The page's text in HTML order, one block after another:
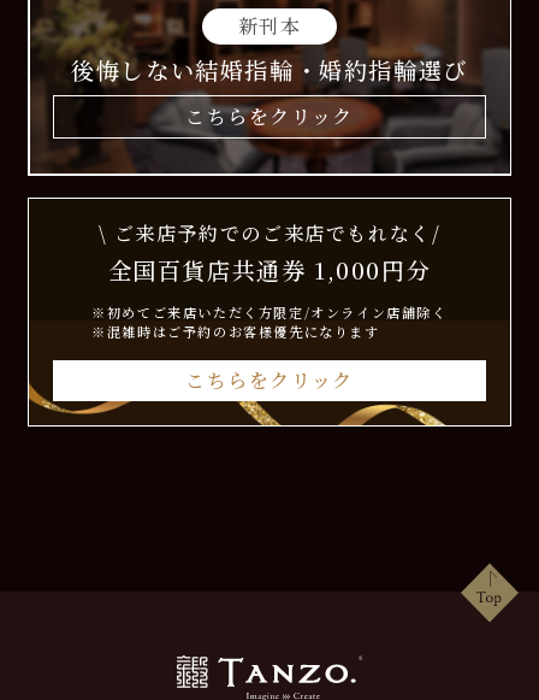
新刊本
後悔しない結婚指輪・婚約指輪選び
こちらをクリック
\ ご来店予約でのご来店でもれなく/
全国百貨店共通券 1,000円分
※初めてご来店いただく方限定/オンライン店舗除く
※混雑時はご予約のお客様優先になります
こちらをクリック